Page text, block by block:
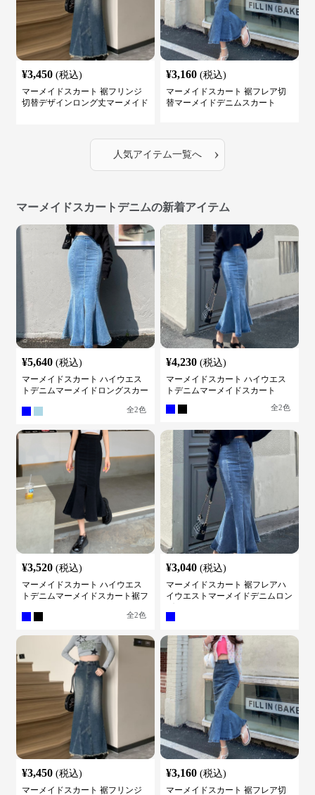
¥3,450 (税込)
マーメイドスカート 裾フリンジ
切替デザインロング丈マーメイド
¥3,160 (税込)
マーメイドスカート 裾フレア切
替マーメイドデニムスカート
人気アイテム一覧へ ›
マーメイドスカートデニムの新着アイテム
¥5,640 (税込)
マーメイドスカート ハイウエス
トデニムマーメイドロングスカー
全2色
¥4,230 (税込)
マーメイドスカート ハイウエス
トデニムマーメイドスカート
全2色
¥3,520 (税込)
マーメイドスカート ハイウエス
トデニムマーメイドスカート裾フ
全2色
¥3,040 (税込)
マーメイドスカート 裾フレアハ
イウエストマーメイドデニムロン
¥3,450 (税込)
マーメイドスカート 裾フリンジ
¥3,160 (税込)
マーメイドスカート 裾フレア切